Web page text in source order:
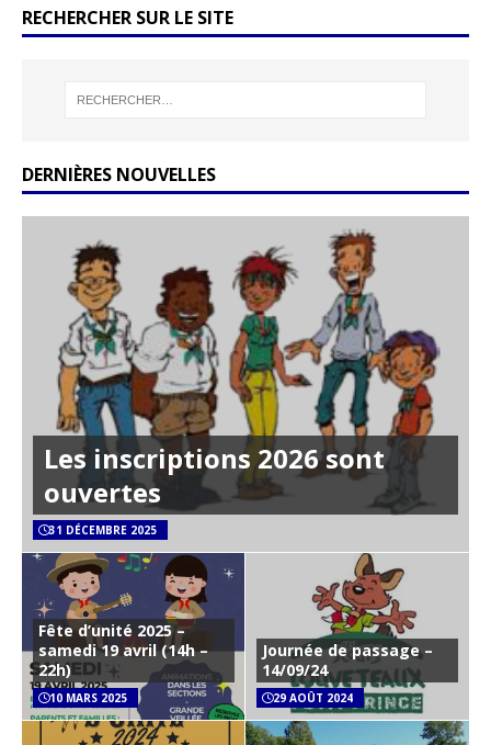
RECHERCHER SUR LE SITE
DERNIÈRES NOUVELLES
Les inscriptions 2026 sont
ouvertes
31 DÉCEMBRE 2025
Fête d’unité 2025 –
samedi 19 avril (14h –
22h)
10 MARS 2025
Journée de passage –
14/09/24
29 AOÛT 2024